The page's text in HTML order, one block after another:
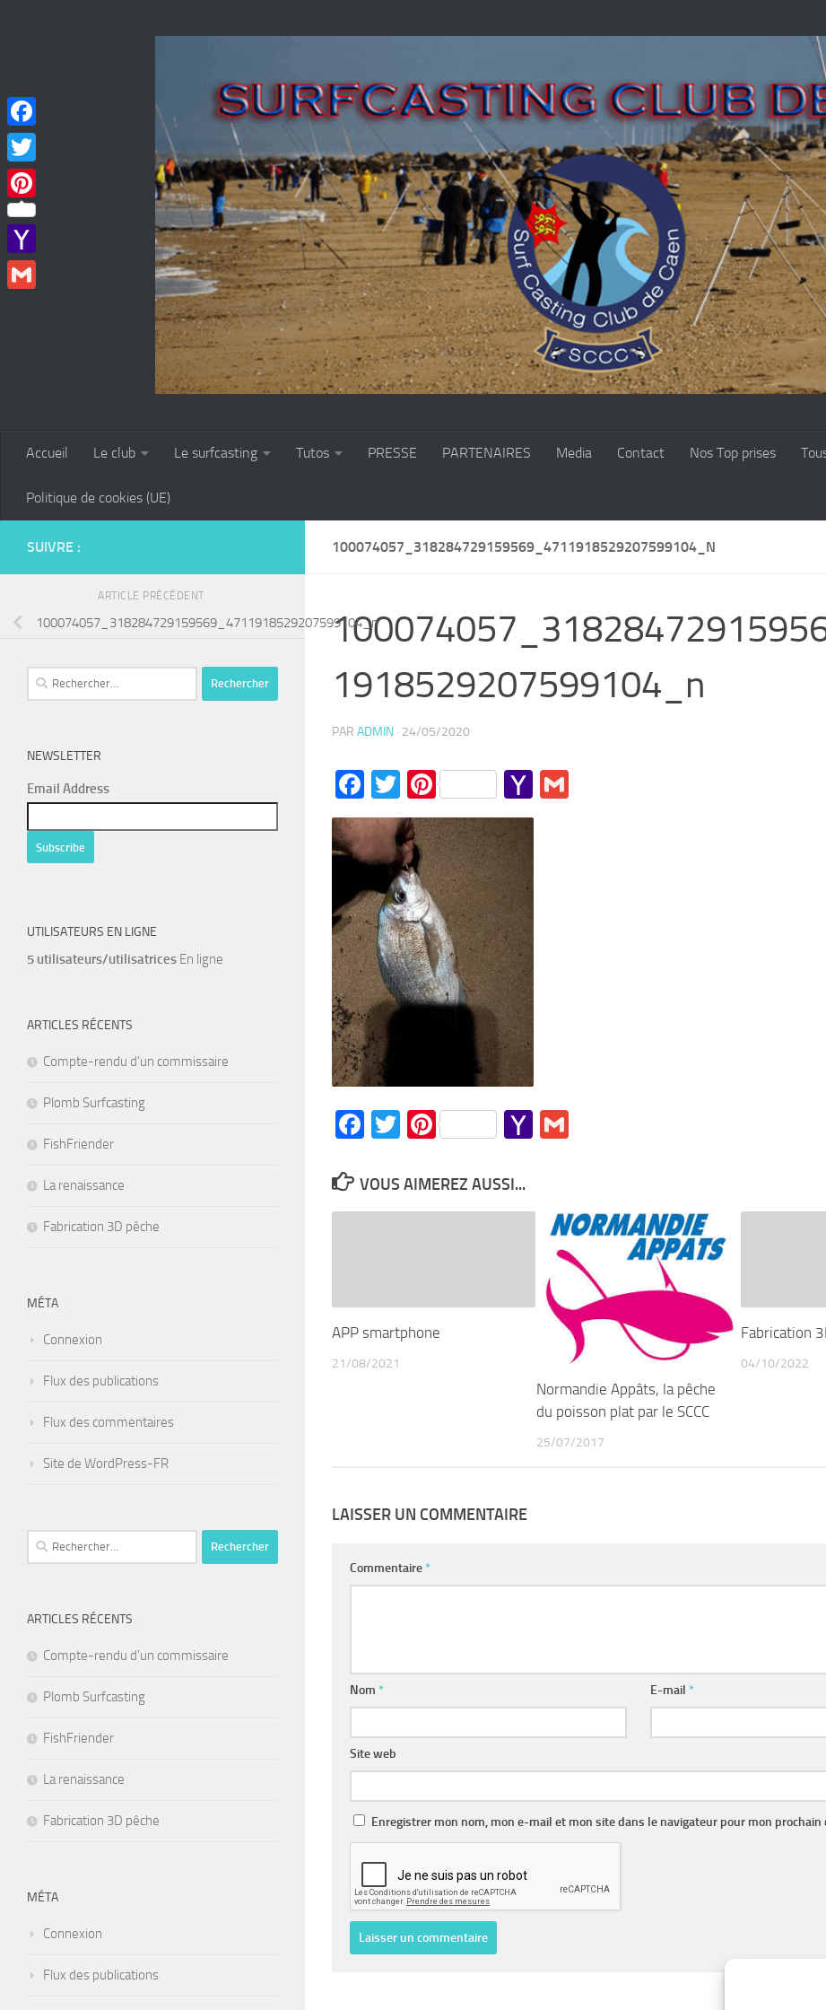
Accueil Le club Le surfcasting Tutos PRESSE PARTENAIRES Media Contact Nos Top prises
Politique de cookies (UE)
100074057_318284729159569_4711918529207599104_N
1918529207599104_n
PAR ADMIN · 24/05/2020
Facebook
TwitterPinterestYahoo
Mail
Facebook
TwitterPinterestYahoo
VOUS AIMEREZ AUSSI...
APP smartphone
21/08/2021
Normandie Appâts, la pêche
du poisson plat par le SCCC
25/07/2017
Fabrication
04/10/2022
LAISSER UN COMMENTAIRE
Commentaire *
Nom * E-mail *
Site web
Enregistrer mon nom, mon e-mail et mon site dans le navigateur pour mon prochain
SUIVRE :
ARTICLE PRÉCÉDENT
100074057_318284729159569_4711918529207599104_n
Rechercher :
NEWSLETTER
Email Address
UTILISATEURS EN LIGNE
5 utilisateurs/utilisatrices En ligne
ARTICLES RÉCENTS
Compte-rendu d’un commissaire
Plomb Surfcasting
FishFriender
La renaissance
Fabrication 3D pêche
MÉTA
Connexion
Flux des publications
Flux des commentaires
Site de WordPress-FR
Rechercher :
ARTICLES RÉCENTS
Compte-rendu d’un commissaire
Plomb Surfcasting
FishFriender
La renaissance
Fabrication 3D pêche
MÉTA
Connexion
Flux des publications
Facebook
Twitter
Pinterest
Yahoo